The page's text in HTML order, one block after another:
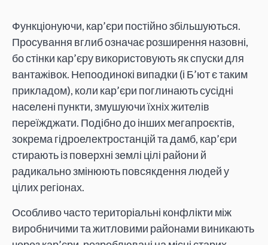
Функціонуючи, кар’єри постійно збільшуються.
Просування вглиб означає розширення назовні,
бо стінки кар’єру використовують як спуски для
вантажівок. Непоодинокі випадки (і Б’ют є таким
прикладом), коли кар’єри поглинають сусідні
населені пункти, змушуючи їхніх жителів
переїжджати. Подібно до інших мегапроєктів,
зокрема гідроелектростанцій та дамб, кар’єри
стирають із поверхні землі цілі райони й
радикально змінюють повсякдення людей у
цілих регіонах.
Особливо часто територіальні конфлікти між
виробничими та житловими районами виникають